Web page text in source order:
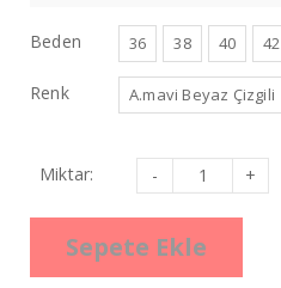
Beden 36 38 40 42
Renk A.mavi Beyaz Çizgili
Miktar: Kadın
Beyaz
Yakalı
A.mavi
Gömlek
Sepete Ekle